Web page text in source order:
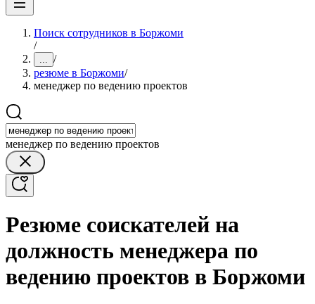
Поиск сотрудников в Боржоми
/
... /
резюме в Боржоми/
менеджер по ведению проектов
менеджер по ведению проектов
Резюме соискателей на
должность менеджера по
ведению проектов в Боржоми